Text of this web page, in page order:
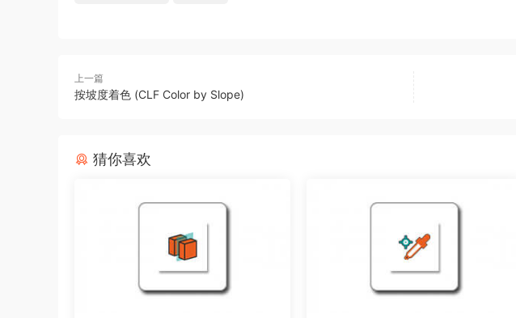
上一篇
按坡度着色 (CLF Color by Slope)
猜你喜欢